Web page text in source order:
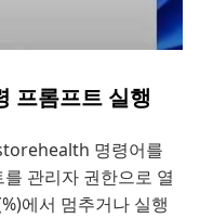
프롬프트 실행
명령어를
관리자 권한으로 열
에서 멈추거나 실행